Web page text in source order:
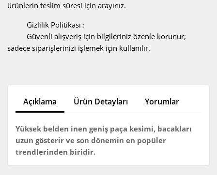
ürünlerin teslim süresi için arayınız.
Gizlilik Politikası :
Güvenli alışveriş için bilgileriniz özenle korunur;
sadece siparişlerinizi işlemek için kullanılır.
Açıklama Ürün Detayları Yorumlar
Yüksek belden inen geniş paça kesimi, bacakları
uzun gösterir ve son dönemin en popüler
trendlerinden biridir.